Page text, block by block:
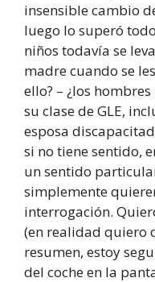
insensible cambio
luego lo superó
niños todavía se
madre cuando se
ello? – ¿los
su clase de GLE,
esposa
si no tiene sentido,
un sentido
simplemente
interrogación.
(en realidad quiero
resumen, estoy
del coche en la